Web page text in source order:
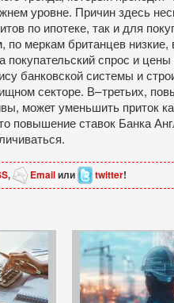
уровне. Причин здесь
по ипотеке, так и для
меркам британцев
покупательский спрос и
банковской системы и
секторе. В–третьих,
может уменьшить приток
повышение ставок Банка
, Emailили twitter!